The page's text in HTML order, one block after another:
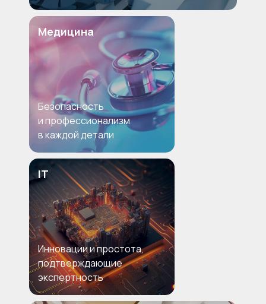
IT
Инновации и простота,
подтверждающие
экспертность
Медицина
Безопасность
и профессионализм
в каждой детали